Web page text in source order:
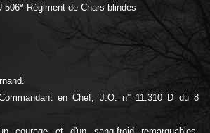
506e Régiment de Chars blindés
en Chef, J.O. n° 11.310 D du 8